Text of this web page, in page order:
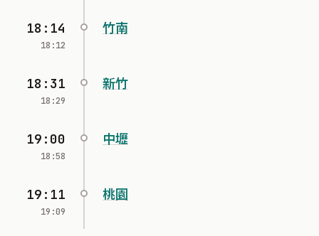
18:14
18:12
竹南
18:31
18:29
新竹
19:00
18:58
中壢
19:11
19:09
桃園